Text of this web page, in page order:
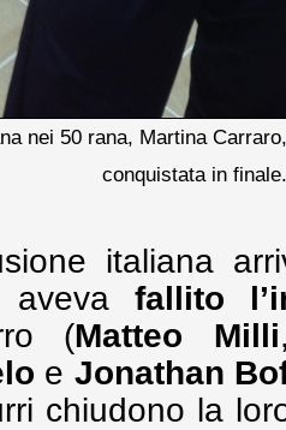
nei 50 rana, Martina
conquistata in finale.
italiana
fallito
(Matteo Milli
e Jonathan
chiudono la